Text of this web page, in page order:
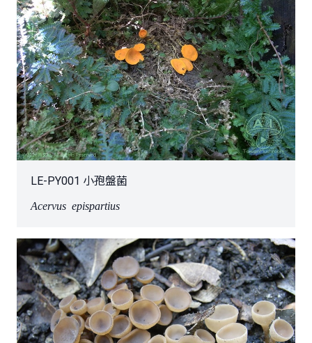
LE-PY001 小孢盤菌
Acervus epispartius